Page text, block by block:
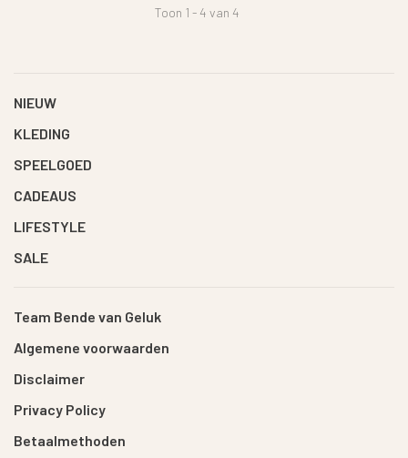
Toon 1 - 4 van 4
NIEUW
KLEDING
SPEELGOED
CADEAUS
LIFESTYLE
SALE
Team Bende van Geluk
Algemene voorwaarden
Disclaimer
Privacy Policy
Betaalmethoden